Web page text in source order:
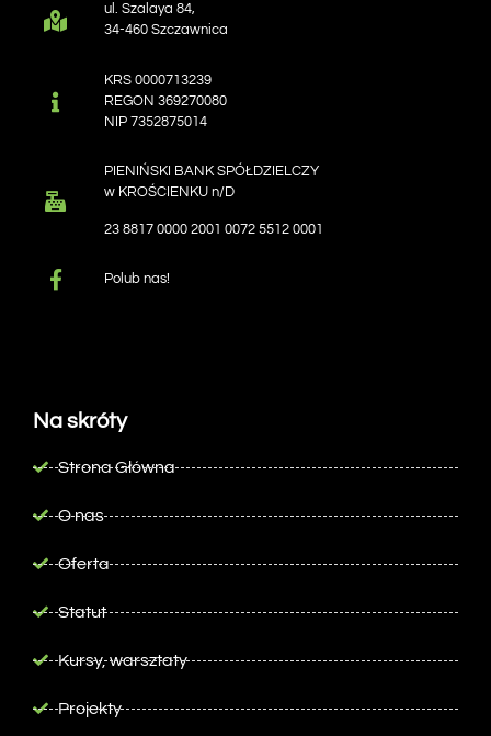
ul. Szalaya 84,
34-460 Szczawnica
KRS 0000713239
REGON 369270080
NIP 7352875014
PIENIŃSKI BANK SPÓŁDZIELCZY
w KROŚCIENKU n/D
23 8817 0000 2001 0072 5512 0001
Polub nas!
Na skróty
Strona Główna
O nas
Oferta
Statut
Kursy, warsztaty
Projekty